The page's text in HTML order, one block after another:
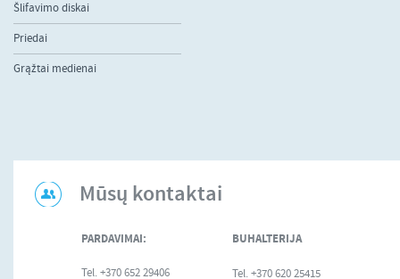
Šlifavimo diskai
Priedai
Grąžtai medienai
Mūsų kontaktai
PARDAVIMAI:
Tel. +370 652 29406
BUHALTERIJA
Tel. +370 620 25415